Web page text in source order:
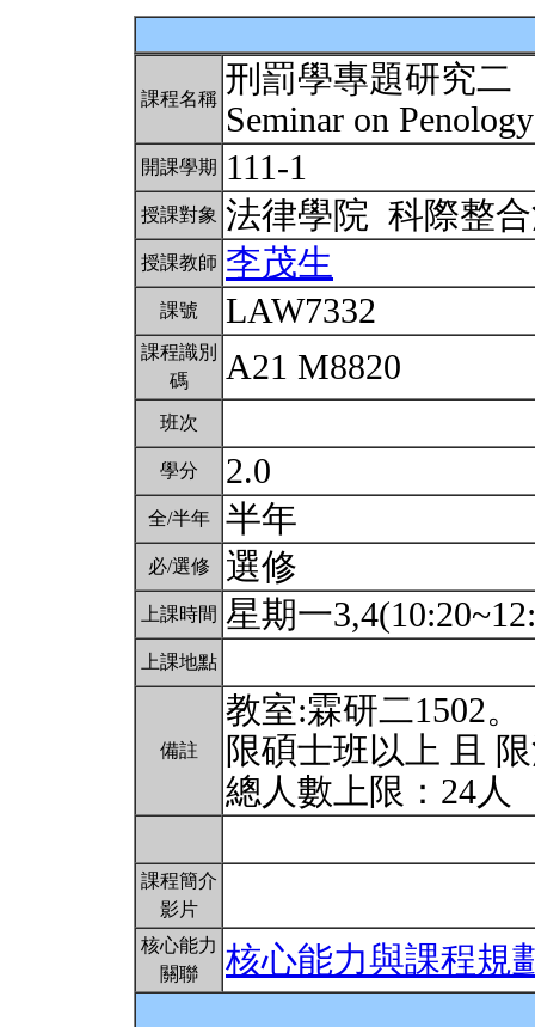
課程名稱 刑罰學專題研究二
Seminar on
開課學期 111-1
授課對象 法律學院 科際整
授課教師 李茂生
課號 LAW7332
課程識別
碼
A21 M8820
班次
學分 2.0
全/半年 半年
必/選修 選修
上課時間 星期一
上課地點
備註
教室:霖研二1502。
限碩士班以上 且
總人數上限：24人
課程簡介
影片
核心能力
關聯
核心能力與課程規